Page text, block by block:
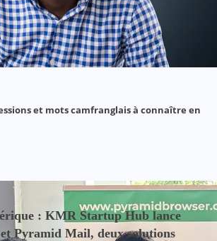
et mots camfranglais à connaître en
: KMR Startup Hub lance
Pyramid Mail, deux solutions